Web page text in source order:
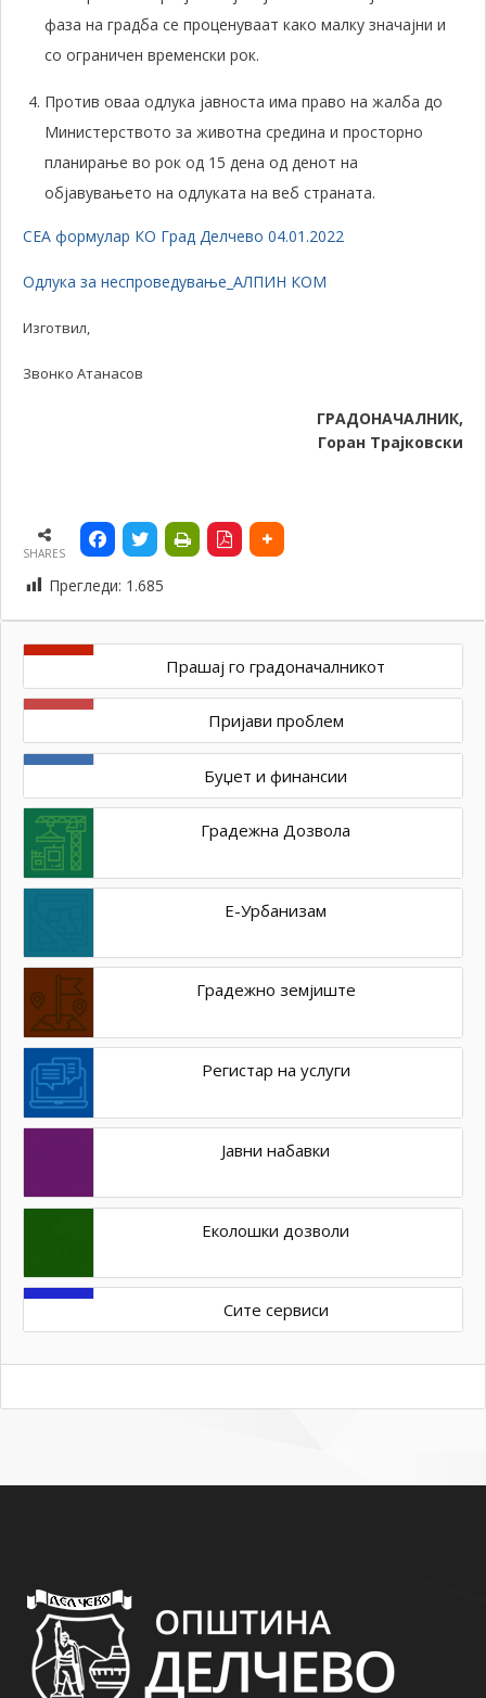
фаза на градба се проценуваат како малку значајни и
со ограничен временски рок.
Против оваа одлука јавноста има право на жалба до
Министерството за животна средина и просторно
планирање во рок од 15 дена од денот на
објавувањето на одлуката на веб страната.
СЕА формулар КО Град Делчево 04.01.2022
Одлука за неспроведување_АЛПИН КОМ
Изготвил,
Звонко Атанасов
ГРАДОНАЧАЛНИК,
Горан Трајковски
SHARES
Прегледи: 1.685
Прашај го градоначалникот
Пријави проблем
Буџет и финансии
Градежна Дозвола
Е-Урбанизам
Градежно земјиште
Регистар на услуги
Јавни набавки
Еколошки дозволи
Сите сервиси